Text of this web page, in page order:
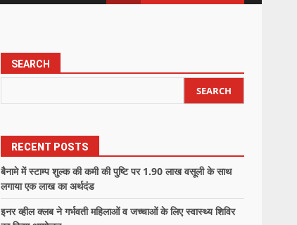
SEARCH
SEARCH
RECENT POSTS
बैनामे में स्टाम्प शुल्क की कमी की पुष्टि पर 1.90 लाख वसूली के साथ
लगाया एक लाख का अर्थदंड
इनर व्हील क्लब ने गर्भवती महिलाओं व जच्चाओं के लिए स्वास्थ्य शिविर